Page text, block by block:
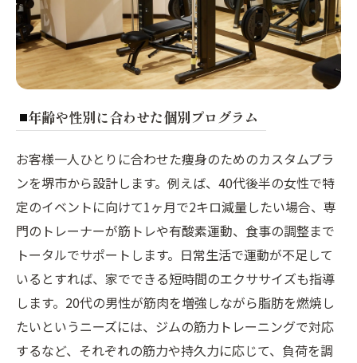
年齢や性別に合わせた個別プログラム
お客様一人ひとりに合わせた痩身のためのカスタムプラ
ンを堺市から設計します。例えば、40代後半の女性で特
定のイベントに向けて1ヶ月で2キロ減量したい場合、専
門のトレーナーが筋トレや有酸素運動、食事の調整まで
トータルでサポートします。日常生活で運動が不足して
いるとすれば、家でできる短時間のエクササイズも指導
します。20代の男性が筋肉を増強しながら脂肪を燃焼し
たいというニーズには、ジムの筋力トレーニングで対応
するなど、それぞれの筋力や持久力に応じて、負荷を調